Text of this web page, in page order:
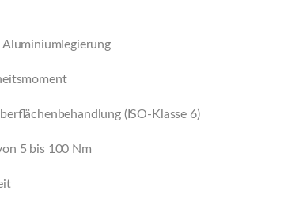
Aluminiumlegierung
(ISO-Klasse 6)
5 bis 100 Nm